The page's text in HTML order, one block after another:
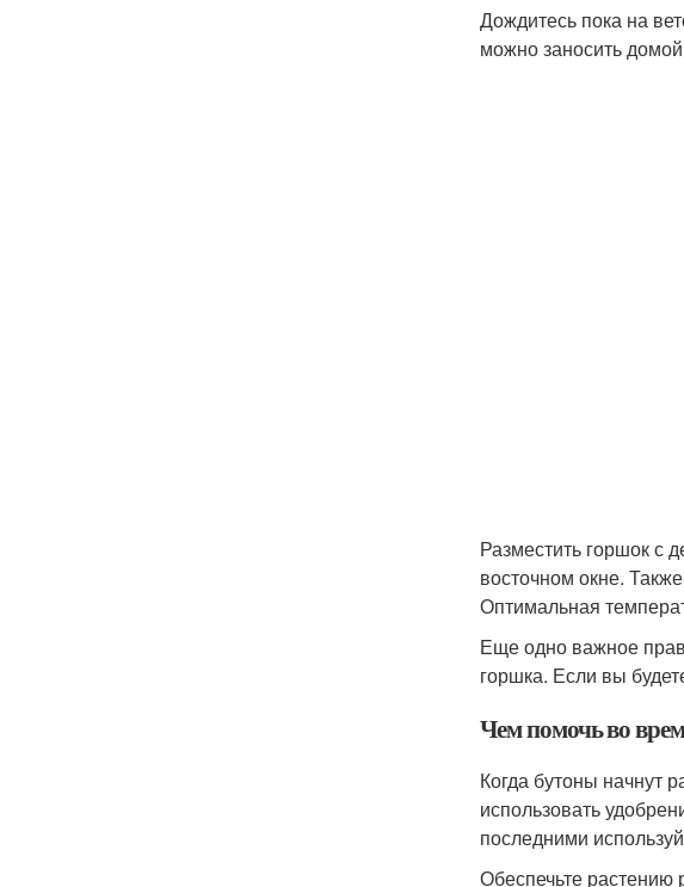
Дождитесь пока на
можно заносить
Разместить горшок с
восточном окне.
Оптимальная
Еще одно важное
горшка. Если вы
Чем помочь во
Когда бутоны начнут
использовать
последними
Обеспечьте